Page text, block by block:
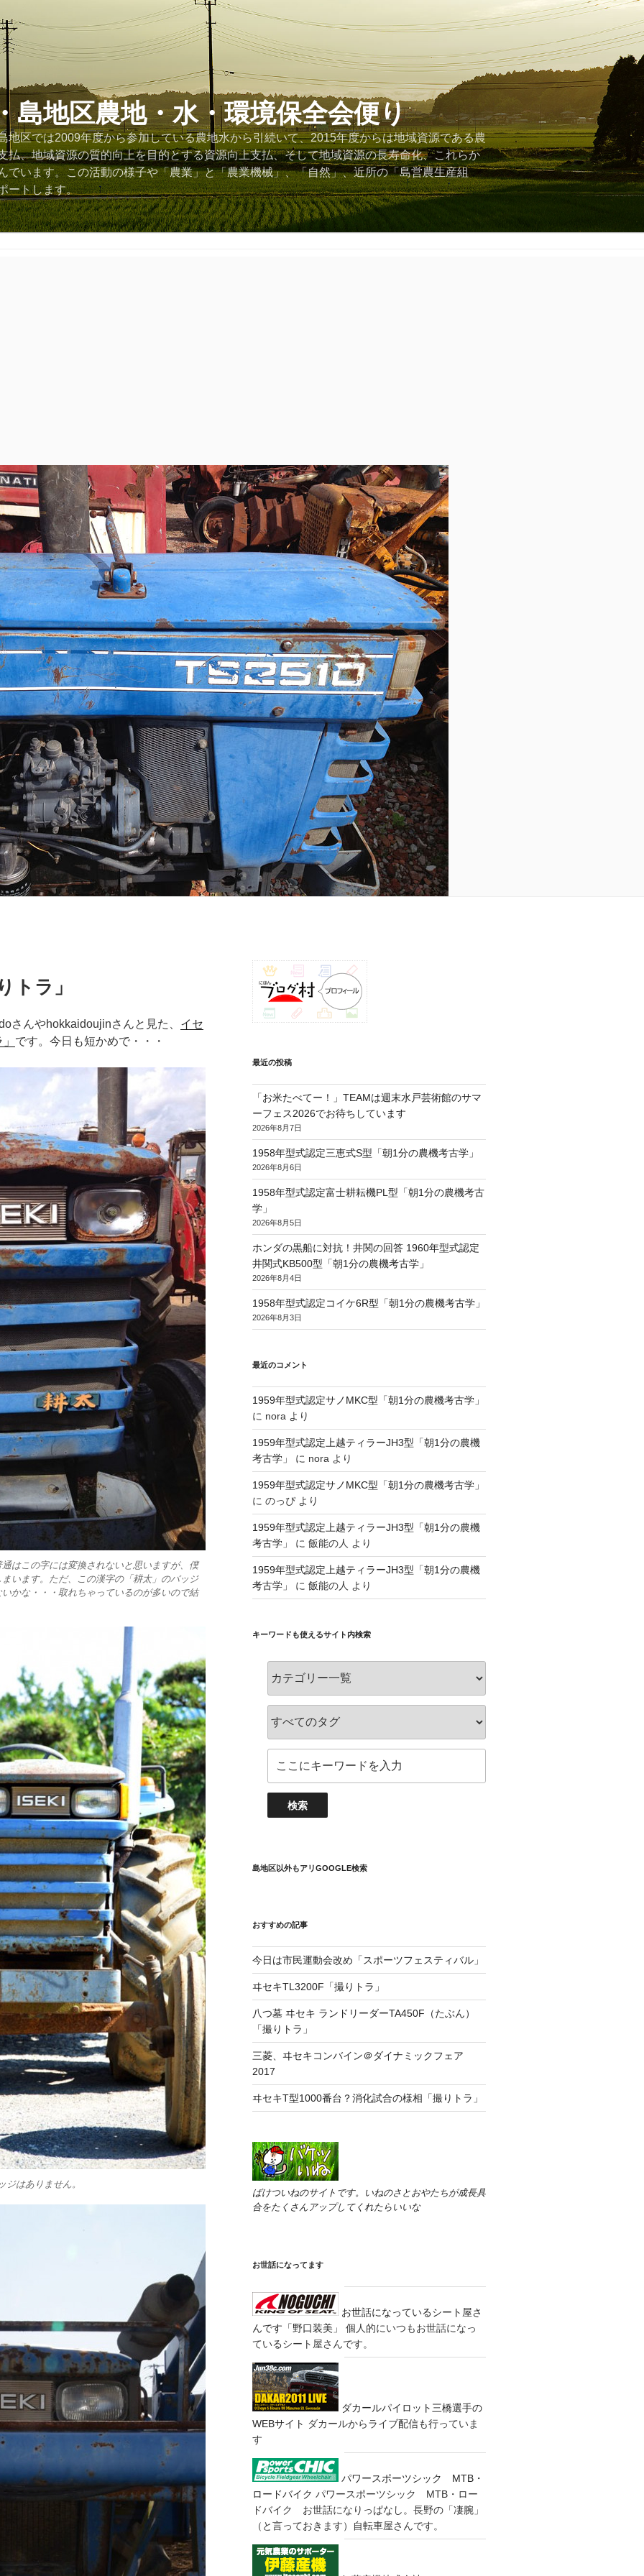
島地区農地・水・環境保全会便り
地区では2009年度から参加している農地水から引続いて、2015年度からは地域資源である農
払、地域資源の質的向上を目的とする資源向上支払、そして地域資源の長寿命化、これらか
でいます。この活動の様子や「農業」と「農業機械」、「自然」、近所の「島営農生産組
ートします。
トラ」
さんやhokkaidoujinさんと見た、 イセ
です。今日も短かめで・・・
はこの字には変換されないと思いますが、僕
います。ただ、この漢字の「耕太」のバッジ
かな・・・取れちゃっているのが多いので結
はありません。
最近の投稿
「お米たべてー！」TEAMは週末水戸芸術館のサマ
ーフェス2026でお待ちしています
2026年8月7日
1958年型式認定三恵式S型「朝1分の農機考古学」
2026年8月6日
1958年型式認定富士耕耘機PL型「朝1分の農機考古
学」
2026年8月5日
ホンダの黒船に対抗！井関の回答 1960年型式認定
井関式KB500型「朝1分の農機考古学」
2026年8月4日
1958年型式認定コイケ6R型「朝1分の農機考古学」
2026年8月3日
最近のコメント
1959年型式認定サノMKC型「朝1分の農機考古学」
に nora より
1959年型式認定上越ティラーJH3型「朝1分の農機
考古学」
に nora より
1959年型式認定サノMKC型「朝1分の農機考古学」
に のっぴより
1959年型式認定上越ティラーJH3型「朝1分の農機
考古学」
に 飯能の人 より
1959年型式認定上越ティラーJH3型「朝1分の農機
考古学」
に 飯能の人 より
キーワードも使えるサイト内検索
島地区以外もアリGOOGLE検索
おすすめの記事
今日は市民運動会改め「スポーツフェスティバル」
ヰセキTL3200F「撮りトラ」
八つ墓 ヰセキ ランドリーダーTA450F（たぶん）
「撮りトラ」
三菱、ヰセキコンバイン＠ダイナミックフェア
2017
ヰセキT型1000番台？消化試合の様相「撮りトラ」
ばけついねのサイトです。いねのさとおやたちが成長具
合をたくさんアップしてくれたらいいな
お世話になってます
お世話になっているシート屋さ
んです「野口装美」
個人的にいつもお世話になっ
ているシート屋さんです。
ダカールパイロット三橋選手の
WEBサイト ダカールからライブ配信も行っていま
す
パワースポーツシック MTB・
ロードバイク パワースポーツシック MTB・ロー
ドバイク お世話になりっぱなし。長野の「凄腕」
（と言っておきます）自転車屋さんです。